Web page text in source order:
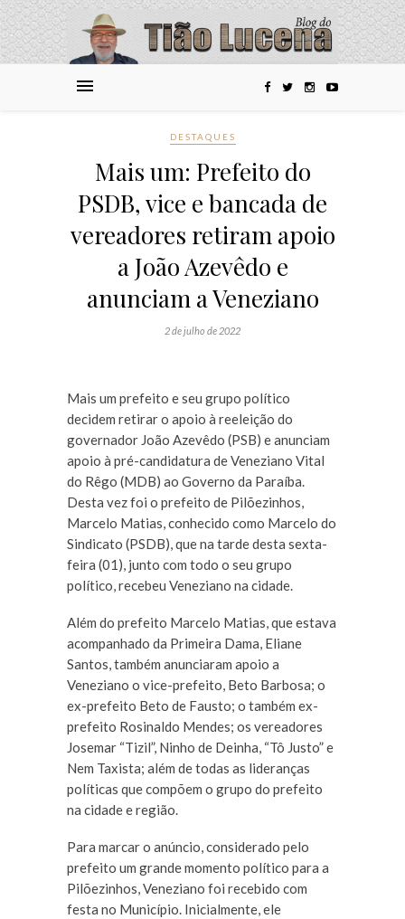
DESTAQUES
Mais um: Prefeito do
PSDB, vice e bancada de
vereadores retiram apoio
a João Azevêdo e
anunciam a Veneziano
2 de julho de 2022
Mais um prefeito e seu grupo político
decidem retirar o apoio à reeleição do
governador João Azevêdo (PSB) e anunciam
apoio à pré-candidatura de Veneziano Vital
do Rêgo (MDB) ao Governo da Paraíba.
Desta vez foi o prefeito de Pilõezinhos,
Marcelo Matias, conhecido como Marcelo do
Sindicato (PSDB), que na tarde desta sexta-
feira (01), junto com todo o seu grupo
político, recebeu Veneziano na cidade.
Além do prefeito Marcelo Matias, que estava
acompanhado da Primeira Dama, Eliane
Santos, também anunciaram apoio a
Veneziano o vice-prefeito, Beto Barbosa; o
ex-prefeito Beto de Fausto; o também ex-
prefeito Rosinaldo Mendes; os vereadores
Josemar “Tizil”, Ninho de Deinha, “Tô Justo” e
Nem Taxista; além de todas as lideranças
políticas que compõem o grupo do prefeito
na cidade e região.
Para marcar o anúncio, considerado pelo
prefeito um grande momento político para a
Pilõezinhos, Veneziano foi recebido com
festa no Município. Inicialmente, ele